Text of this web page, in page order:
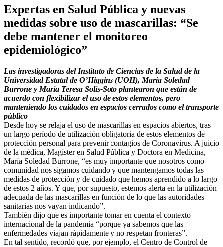
Expertas en Salud Pública y nuevas
medidas sobre uso de mascarillas: “Se
debe mantener el monitoreo
epidemiológico”
Las investigadoras del Instituto de Ciencias de la Salud de la
Universidad Estatal de O’Higgins (UOH), María Soledad
Burrone y María Teresa Solís-Soto plantearon que están de
acuerdo con flexibilizar el uso de estos elementos, pero
manteniendo los cuidados en espacios cerrados como el transporte
público
Desde hoy se relaja el uso de mascarillas en espacios abiertos, tras
un largo período de utilización obligatoria de estos elementos de
protección personal para prevenir contagios de Coronavirus. A juicio
de la médica, Magíster en Salud Pública y Doctora en Medicina,
María Soledad Burrone, “es muy importante que nosotros como
comunidad nos sigamos cuidando y que mantengamos todas las
medidas de protección y de cuidado que hemos aprendido a lo largo
de estos 2 años. Y que, por supuesto, estemos alerta en la utilización
adecuada de las mascarillas en función de lo que las autoridades
sanitarias nos vayan indicando”.
También dijo que es importante tomar en cuenta el contexto
internacional de la pandemia “porque ya sabemos que las
enfermedades viajan rápidamente y no respetan fronteras”.
En tal sentido, recordó que, por ejemplo, el Centro de Control de